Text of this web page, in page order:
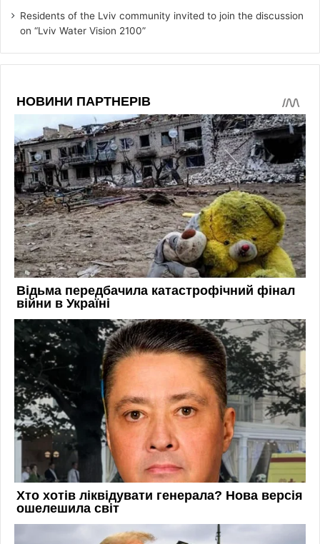
Residents of the Lviv community invited to join the discussion
on “Lviv Water Vision 2100”